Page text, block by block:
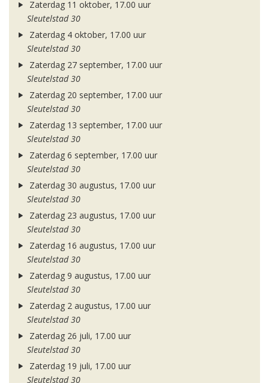
Zaterdag 11 oktober, 17.00 uur
Sleutelstad 30
Zaterdag 4 oktober, 17.00 uur
Sleutelstad 30
Zaterdag 27 september, 17.00 uur
Sleutelstad 30
Zaterdag 20 september, 17.00 uur
Sleutelstad 30
Zaterdag 13 september, 17.00 uur
Sleutelstad 30
Zaterdag 6 september, 17.00 uur
Sleutelstad 30
Zaterdag 30 augustus, 17.00 uur
Sleutelstad 30
Zaterdag 23 augustus, 17.00 uur
Sleutelstad 30
Zaterdag 16 augustus, 17.00 uur
Sleutelstad 30
Zaterdag 9 augustus, 17.00 uur
Sleutelstad 30
Zaterdag 2 augustus, 17.00 uur
Sleutelstad 30
Zaterdag 26 juli, 17.00 uur
Sleutelstad 30
Zaterdag 19 juli, 17.00 uur
Sleutelstad 30